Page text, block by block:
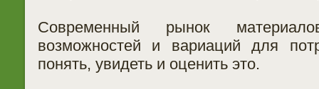
Современный рынок
возможностей и вариаций для
понять, увидеть и оценить это.